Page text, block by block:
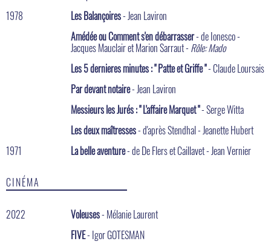
1978
Les Balançoires- Jean Laviron
Amédée ou Comment s'en débarrasser- de Ionesco -
Jacques Mauclair et Marion Sarraut - Rôle: Mado
Les 5 dernieres minutes : " Patte et Griffe "- Claude Loursais
Par devant notaire- Jean Laviron
Messieurs les Jurés : " L'affaire Marquet "- Serge Witta
Les deux maîtresses- d'après Stendhal - Jeanette Hubert
1971
La belle aventure- de De Flers et Caillavet - Jean Vernier
CINÉMA
2022 Voleuses- Mélanie Laurent
FIVE- Igor GOTESMAN